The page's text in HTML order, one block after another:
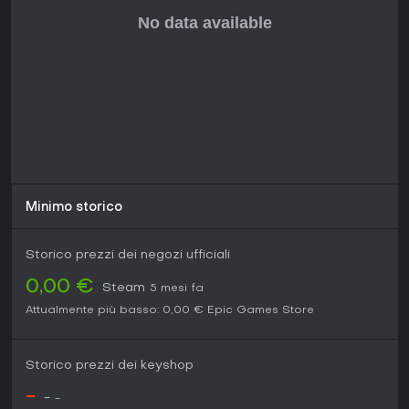
Minimo storico
Storico prezzi dei negozi ufficiali
0,00 € Steam 5 mesi fa
Attualmente più basso: 0,00 € Epic Games Store
Storico prezzi dei keyshop
- - -